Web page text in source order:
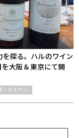
探る。ハルのワイン
大阪＆東京にて開
・セミナー